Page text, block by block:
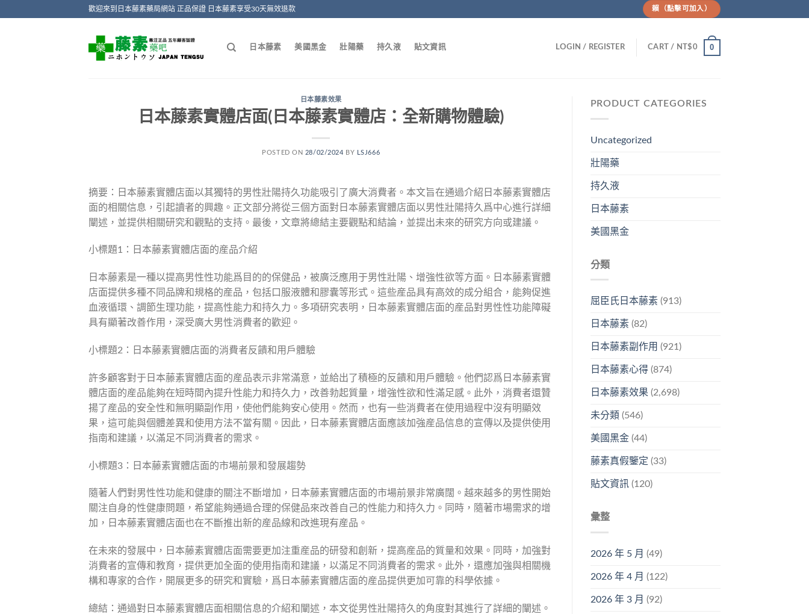
歡迎來到日本藤素藥局網站 正品保證 日本藤素享受30天無效退款 賴（點擊可加入）
日本藤素 美國黑金 壯陽藥 持久液 貼文資訊 LOGIN / REGISTER CART / NT$0 0
日本藤素效果
日本藤素實體店面(日本藤素實體店：全新購物體驗)
POSTED ON 28/02/2024 BY LSJ666
摘要：日本藤素實體店面以其獨特的男性壯陽持久功能吸引了廣大消費者。本文旨在通過介紹日本藤素實體店
面的相關信息，引起讀者的興趣。正文部分將從三個方面對日本藤素實體店面以男性壯陽持久爲中心進行詳細
闡述，並提供相關研究和觀點的支持。最後，文章將總結主要觀點和結論，並提出未來的研究方向或建議。
小標題1：日本藤素實體店面的産品介紹
日本藤素是一種以提高男性性功能爲目的的保健品，被廣泛應用于男性壯陽、增強性欲等方面。日本藤素實體
店面提供多種不同品牌和規格的産品，包括口服液體和膠囊等形式。這些産品具有高效的成分組合，能夠促進
血液循環、調節生理功能，提高性能力和持久力。多項研究表明，日本藤素實體店面的産品對男性性功能障礙
具有顯著改善作用，深受廣大男性消費者的歡迎。
小標題2：日本藤素實體店面的消費者反饋和用戶體驗
許多顧客對于日本藤素實體店面的産品表示非常滿意，並給出了積極的反饋和用戶體驗。他們認爲日本藤素實
體店面的産品能夠在短時間內提升性能力和持久力，改善勃起質量，增強性欲和性滿足感。此外，消費者還贊
揚了産品的安全性和無明顯副作用，使他們能夠安心使用。然而，也有一些消費者在使用過程中沒有明顯效
果，這可能與個體差異和使用方法不當有關。因此，日本藤素實體店面應該加強産品信息的宣傳以及提供使用
指南和建議，以滿足不同消費者的需求。
小標題3：日本藤素實體店面的市場前景和發展趨勢
隨著人們對男性性功能和健康的關注不斷增加，日本藤素實體店面的市場前景非常廣闊。越來越多的男性開始
關注自身的性健康問題，希望能夠通過合理的保健品來改善自己的性能力和持久力。同時，隨著市場需求的增
加，日本藤素實體店面也在不斷推出新的産品線和改進現有産品。
在未來的發展中，日本藤素實體店面需要更加注重産品的研發和創新，提高産品的質量和效果。同時，加強對
消費者的宣傳和教育，提供更加全面的使用指南和建議，以滿足不同消費者的需求。此外，還應加強與相關機
構和專家的合作，開展更多的研究和實驗，爲日本藤素實體店面的産品提供更加可靠的科學依據。
總結：通過對日本藤素實體店面相關信息的介紹和闡述，本文從男性壯陽持久的角度對其進行了詳細的闡述。
PRODUCT CATEGORIES
Uncategorized
壯陽藥
持久液
日本藤素
美國黑金
分類
屈臣氏日本藤素(913)
日本藤素(82)
日本藤素副作用 (921)
日本藤素心得(874)
日本藤素效果 (2,698)
未分類 (546)
美國黑金(44)
藤素真假鑒定 (33)
貼文資訊(120)
彙整
2026 年 5 月 (49)
2026 年 4 月 (122)
2026 年 3 月 (92)